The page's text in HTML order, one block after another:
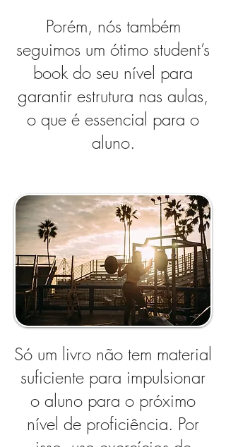
Porém, nós também
seguimos um ótimo student’s
book do seu nível para
garantir estrutura nas aulas,
o que é essencial para o
aluno.
Só um livro não tem material
suficiente para impulsionar
o aluno para o próximo
nível de proficiência. Por